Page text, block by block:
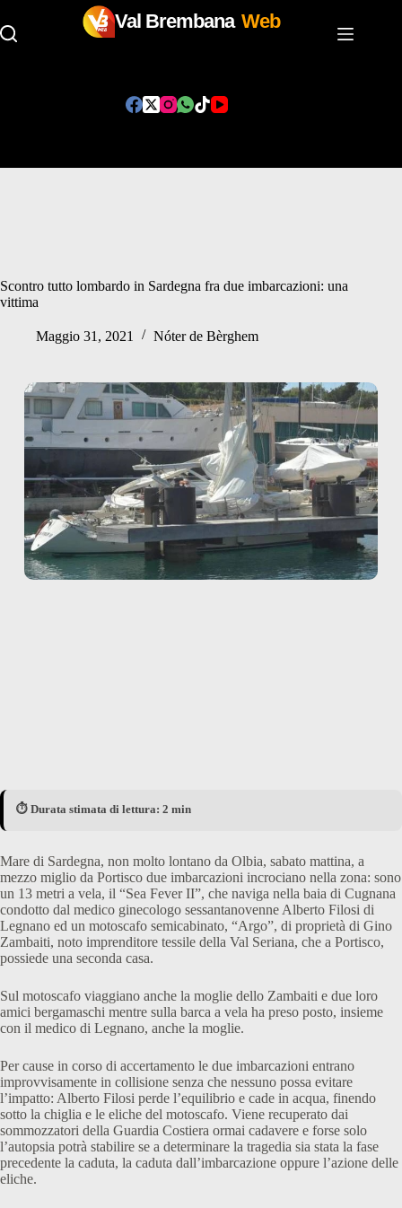
Val Brembana Web
Scontro tutto lombardo in Sardegna fra due imbarcazioni: una
vittima
Maggio 31, 2021 Nóter de Bèrghem
⏱️ Durata stimata di lettura: 2 min
Mare di Sardegna, non molto lontano da Olbia, sabato mattina, a
mezzo miglio da Portisco due imbarcazioni incrociano nella zona: sono
un 13 metri a vela, il “Sea Fever II”, che naviga nella baia di Cugnana
condotto dal medico ginecologo sessantanovenne Alberto Filosi di
Legnano ed un motoscafo semicabinato, “Argo”, di proprietà di Gino
Zambaiti, noto imprenditore tessile della Val Seriana, che a Portisco,
possiede una seconda casa.
Sul motoscafo viaggiano anche la moglie dello Zambaiti e due loro
amici bergamaschi mentre sulla barca a vela ha preso posto, insieme
con il medico di Legnano, anche la moglie.
Per cause in corso di accertamento le due imbarcazioni entrano
improvvisamente in collisione senza che nessuno possa evitare
l’impatto: Alberto Filosi perde l’equilibrio e cade in acqua, finendo
sotto la chiglia e le eliche del motoscafo. Viene recuperato dai
sommozzatori della Guardia Costiera ormai cadavere e forse solo
l’autopsia potrà stabilire se a determinare la tragedia sia stata la fase
precedente la caduta, la caduta dall’imbarcazione oppure l’azione delle
eliche.